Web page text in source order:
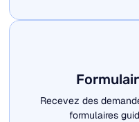
Recevez des
formulaires